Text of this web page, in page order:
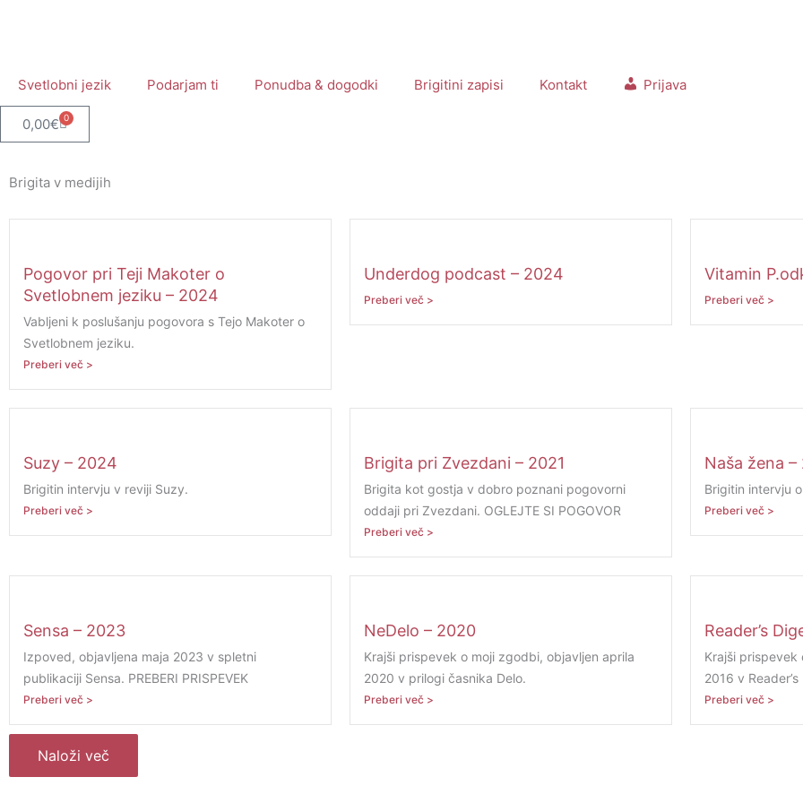
Svetlobni jezik
Podarjam ti Ponudba & dogodki Brigitini zapisi Kontakt Prijava
0,00€ 0
Cart
Brigita v medijih
Pogovor pri Teji Makoter o
Svetlobnem jeziku – 2024
Vabljeni k poslušanju pogovora s Tejo Makoter o
Svetlobnem jeziku.
Preberi več >
Underdog podcast – 2024
Preberi več >
Vitamin
Preberi več >
Suzy – 2024
Brigitin intervju v reviji Suzy.
Preberi več >
Brigita pri Zvezdani – 2021
Brigita kot gostja v dobro poznani pogovorni
oddaji pri Zvezdani. OGLEJTE SI POGOVOR
Preberi več >
Naša žena –
Brigitin intervju
Preberi več >
Sensa – 2023
Izpoved, objavljena maja 2023 v spletni
publikaciji Sensa. PREBERI PRISPEVEK
Preberi več >
NeDelo – 2020
Krajši prispevek o moji zgodbi, objavljen aprila
2020 v prilogi časnika Delo.
Preberi več >
Reader’s
Krajši
2016 v
Preberi več >
Naloži več